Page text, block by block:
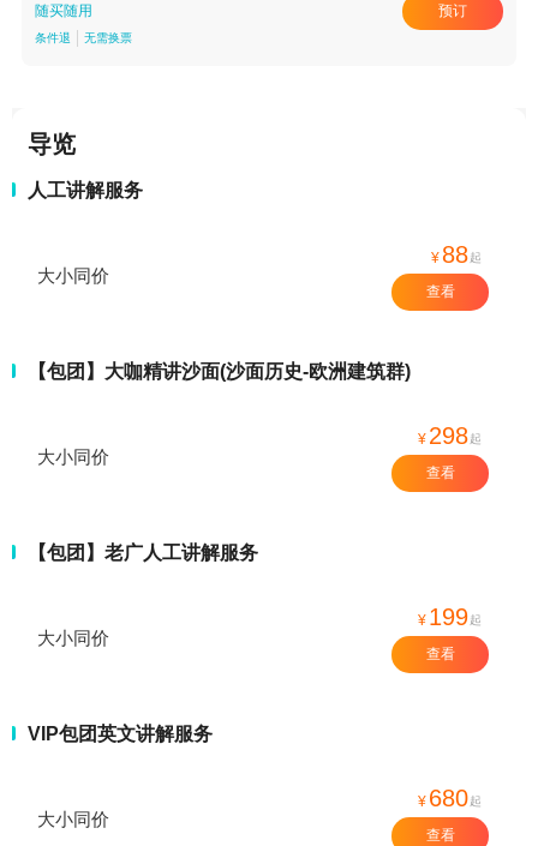
随买随用
条件退 无需换票
预订
导览
人工讲解服务
大小同价
¥ 88起
查看
【包团】大咖精讲沙面(沙面历史-欧洲建筑群)
大小同价
¥ 298起
查看
【包团】老广人工讲解服务
大小同价
¥ 199起
查看
VIP包团英文讲解服务
大小同价
¥ 680起
查看